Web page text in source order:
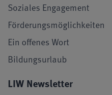
Soziales Engagement
Förderungsmöglichkeiten
Ein offenes Wort
Bildungsurlaub
LIW Newsletter